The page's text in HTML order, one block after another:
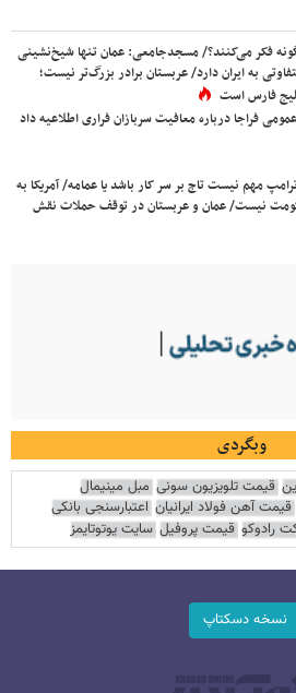
فکر می‌کنند؟/ مسجدجامعی: عمان تنها شیخ‌نشینی
به ایران دارد/ عربستان برادر بزرگ‌تر نیست؛
فارس است
فراجا درباره معافیت سربازان فراری اطلاعیه داد
مهم نیست تاج بر سر کار باشد یا عمامه/ آمریکا به
نیست/ عمان و عربستان در توقف حملات نقش
وبگردی
قیمت تلویزیون سونی مبل مینیمال
قیمت آهن فولاد ایرانیان اعتبارسنجی بانکی
رادوکو قیمت پروفیل سایت یوتوتایمز
نسخه دسکتاپ